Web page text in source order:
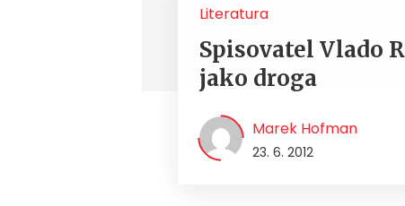
Literatura
Spisovatel Vlado
jako droga
Marek Hofman
23. 6. 2012